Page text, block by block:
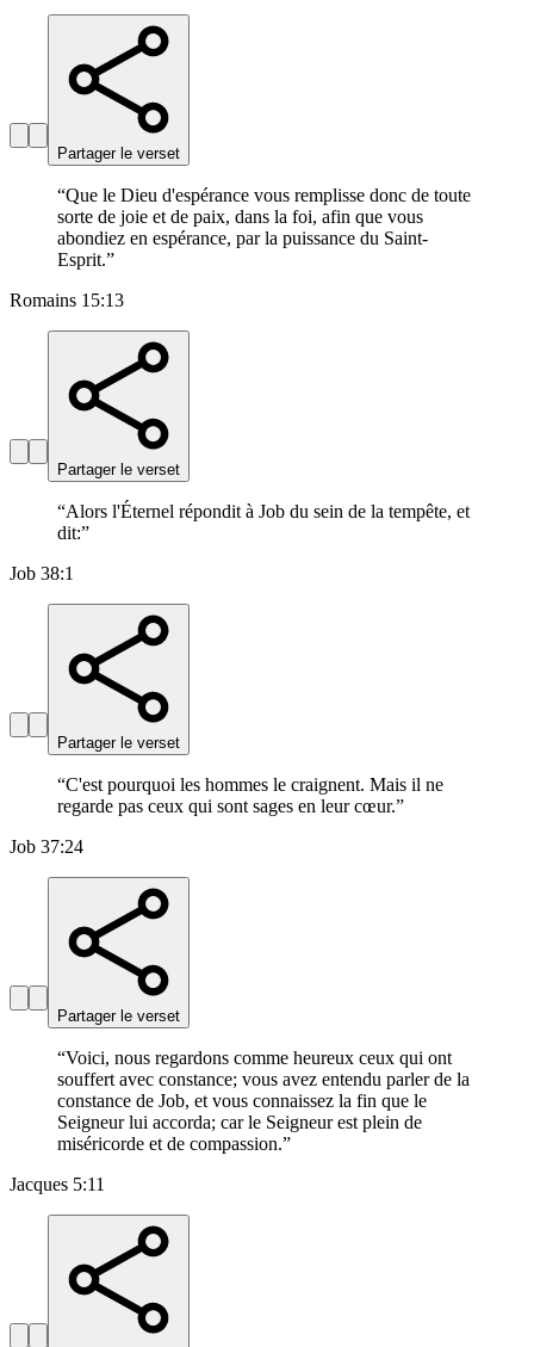
Partager le verset
“Que le Dieu d'espérance vous remplisse donc de toute
sorte de joie et de paix, dans la foi, afin que vous
abondiez en espérance, par la puissance du Saint-
Esprit.”
Romains 15:13
Partager le verset
“Alors l'Éternel répondit à Job du sein de la tempête, et
dit:”
Job 38:1
Partager le verset
“C'est pourquoi les hommes le craignent. Mais il ne
regarde pas ceux qui sont sages en leur cœur.”
Job 37:24
Partager le verset
“Voici, nous regardons comme heureux ceux qui ont
souffert avec constance; vous avez entendu parler de la
constance de Job, et vous connaissez la fin que le
Seigneur lui accorda; car le Seigneur est plein de
miséricorde et de compassion.”
Jacques 5:11